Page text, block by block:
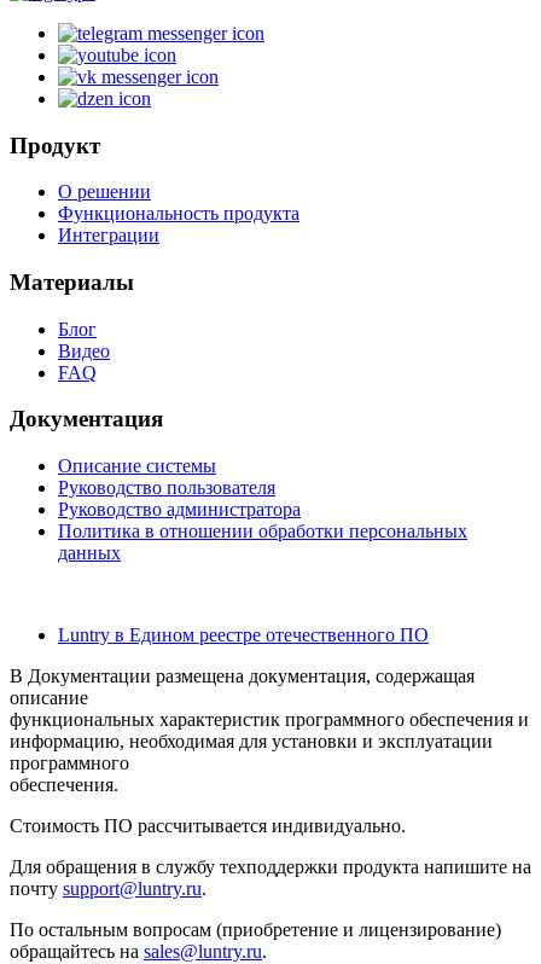
Продукт
О решении
Функциональность продукта
Интеграции
Материалы
Блог
Видео
FAQ
Документация
Описание системы
Руководство пользователя
Руководство администратора
Политика в отношении обработки персональных
данных
Luntry в Едином реестре отечественного ПО
В Документации размещена документация, содержащая
описание
функциональных характеристик программного обеспечения и
информацию, необходимая для установки и эксплуатации
программного
обеспечения.
Стоимость ПО рассчитывается индивидуально.
Для обращения в службу техподдержки продукта напишите на
почту support@luntry.ru.
По остальным вопросам (приобретение и лицензирование)
обращайтесь на sales@luntry.ru.